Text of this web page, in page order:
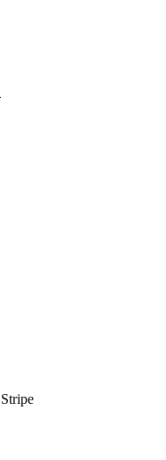
Stripe